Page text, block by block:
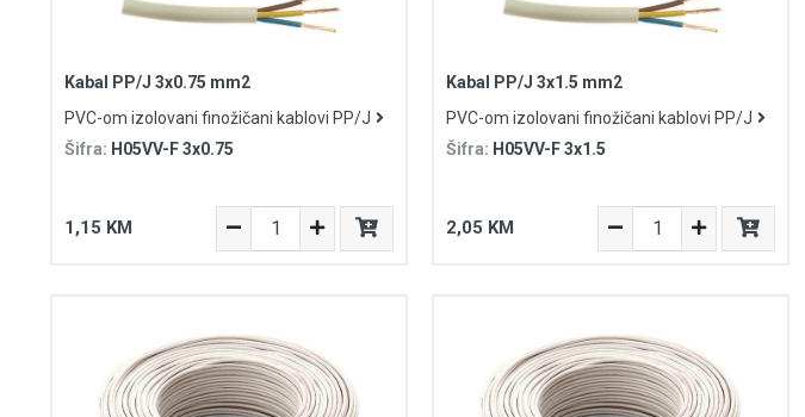
Kabal PP/J 3x0.75 mm2
PVC-om izolovani finožičani kablovi PP/J
Šifra: H05VV-F 3x0.75
1,15 KM
Kabal PP/J 3x1.5 mm2
PVC-om izolovani finožičani kablovi PP/J
Šifra: H05VV-F 3x1.5
2,05 KM